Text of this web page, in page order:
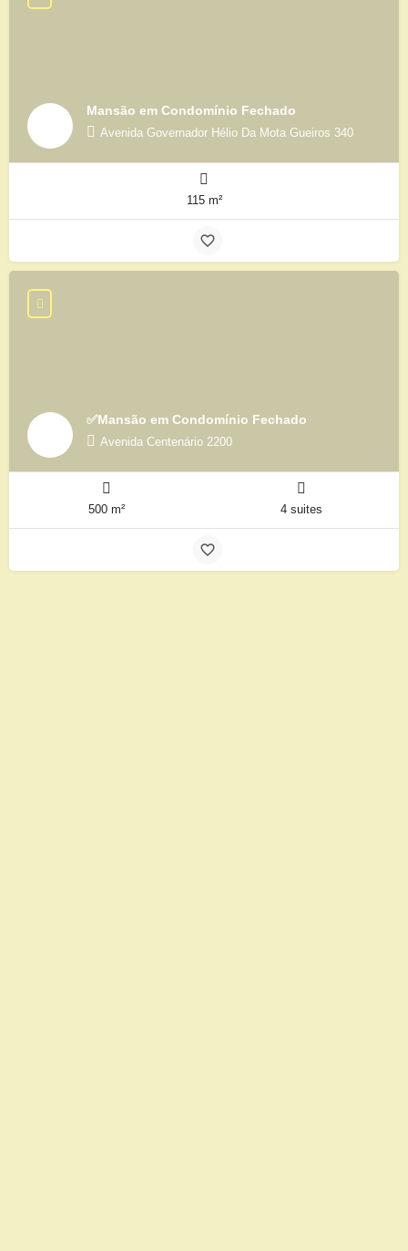
Mansão em Condomínio Fechado
Avenida Governador Hélio Da Mota Gueiros 340
115 m²
✅Mansão em Condomínio Fechado
Avenida Centenário 2200
500 m² 4 suites